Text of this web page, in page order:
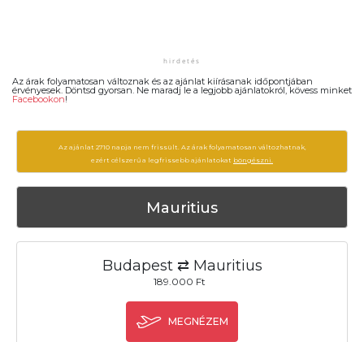
Az árak folyamatosan változnak és az ajánlat kiírásanak időpontjában
érvényesek. Döntsd gyorsan. Ne maradj le a legjobb ajánlatokról, kövess minket
Facebookon!
Az ajánlat 2710 napja nem frissült. Az árak folyamatosan változhatnak,
ezért célszerű a legfrissebb ajánlatokat böngészni.
Mauritius
Budapest ⇄ Mauritius
189.000 Ft
MEGNÉZEM